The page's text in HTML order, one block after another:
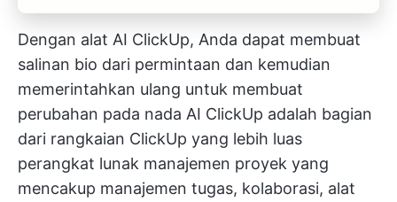
Dengan alat AI ClickUp, Anda dapat membuat
salinan bio dari permintaan dan kemudian
memerintahkan ulang untuk membuat
perubahan pada nada AI ClickUp adalah bagian
dari rangkaian ClickUp yang lebih luas
perangkat lunak manajemen proyek yang
mencakup manajemen tugas, kolaborasi, alat